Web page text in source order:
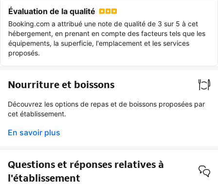
Évaluation de la qualité
Booking.com a attribué une note de qualité de 3 sur 5 à cet
hébergement, en prenant en compte des facteurs tels que les
équipements, la superficie, l'emplacement et les services
proposés.
Nourriture et boissons
Découvrez les options de repas et de boissons proposées par
cet établissement.
En savoir plus
Questions et réponses relatives à
l'établissement